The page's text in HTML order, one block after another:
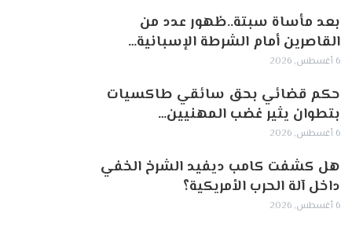
بعد مأساة سبتة..ظهور عدد من
القاصرين أمام الشرطة الإسبانية…
6 أغسطس, 2026
حكم قضائي بحق سائقي طاكسيات
بتطوان يثير غضب المهنيين…
6 أغسطس, 2026
هل كشفت كامب ديفيد الشرخ الخفي
داخل آلة الحرب الأمريكية؟
6 أغسطس, 2026